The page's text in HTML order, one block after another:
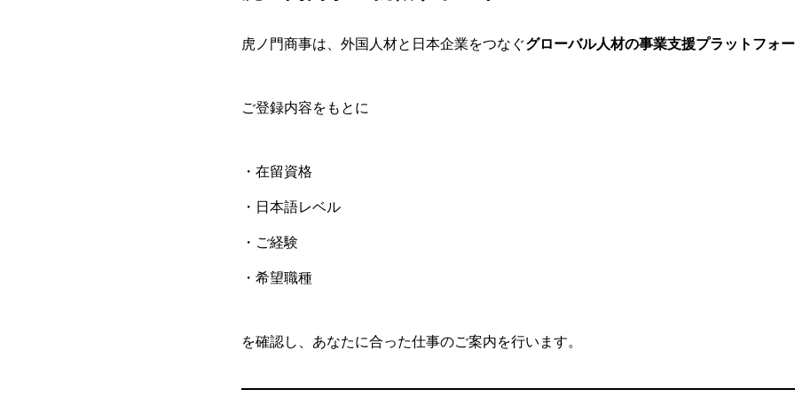
虎ノ門商事は、外国人材と日本企業をつなぐグローバル人材の事業支援プラットフォ
ご登録内容をもとに
・在留資格
・日本語レベル
・ご経験
・希望職種
を確認し、あなたに合った仕事のご案内を行います。